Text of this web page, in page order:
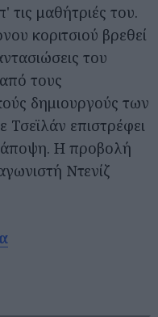
μαθήτριές του.
κοριτσιού βρεθεί
του
τους
δημιουργούς των
επιστρέφει
άποψη. Η προβολή
Ντενίζ